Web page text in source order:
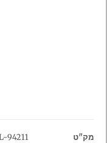
מק"ט
94211